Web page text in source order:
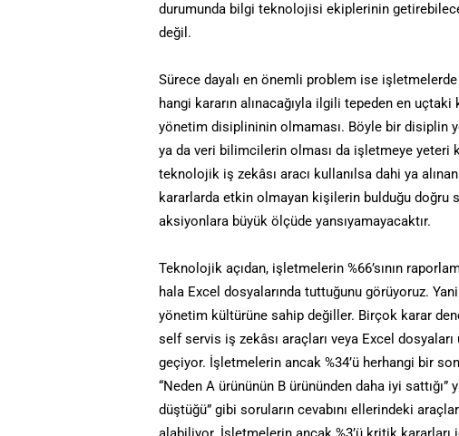
durumunda bilgi teknolojisi ekiplerinin
değil.
Sürece dayalı en önemli problem ise
hangi kararın alınacağıyla ilgili tepeden en
yönetim disiplininin olmaması. Böyle bir disiplin
ya da veri bilimcilerin olması da işletmeye yeteri
teknolojik iş zekâsı aracı kullanılsa dahi ya
kararlarda etkin olmayan kişilerin bulduğu doğru
aksiyonlara büyük ölçüde yansıyamayacaktır.
Teknolojik açıdan, işletmelerin %66’sının
hala Excel dosyalarında tuttuğunu görüyoruz.
yönetim kültürüne sahip değiller. Birçok karar
self servis iş zekâsı araçları veya Excel
geçiyor. İşletmelerin ancak %34’ü herhangi bir
“Neden A ürününün B ürününden daha iyi sattığı”
düştüğü” gibi soruların cevabını ellerindeki